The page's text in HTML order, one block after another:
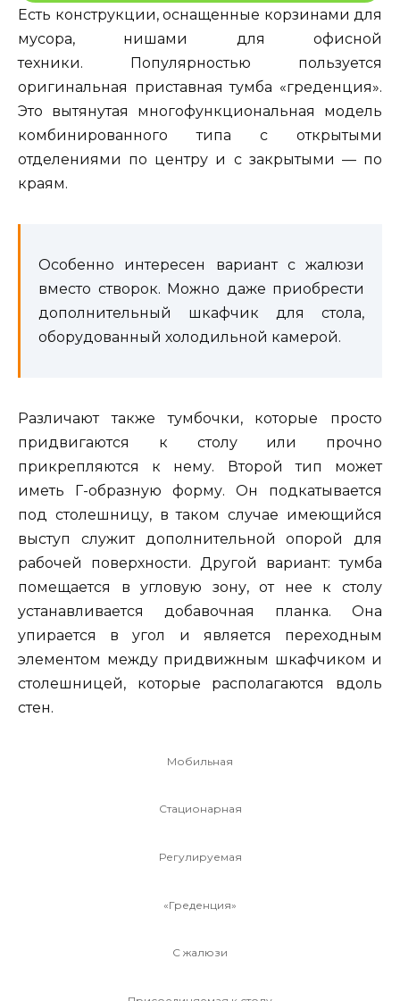
Есть конструкции, оснащенные корзинами для
мусора, нишами для офисной
техники. Популярностью пользуется
оригинальная приставная тумба «греденция».
Это вытянутая многофункциональная модель
комбинированного типа с открытыми
отделениями по центру и с закрытыми — по
краям.
Особенно интересен вариант с жалюзи
вместо створок. Можно даже приобрести
дополнительный шкафчик для стола,
оборудованный холодильной камерой.
Различают также тумбочки, которые просто
придвигаются к столу или прочно
прикрепляются к нему. Второй тип может
иметь Г-образную форму. Он подкатывается
под столешницу, в таком случае имеющийся
выступ служит дополнительной опорой для
рабочей поверхности. Другой вариант: тумба
помещается в угловую зону, от нее к столу
устанавливается добавочная планка. Она
упирается в угол и является переходным
элементом между придвижным шкафчиком и
столешницей, которые располагаются вдоль
стен.
Мобильная
Стационарная
Регулируемая
«Греденция»
С жалюзи